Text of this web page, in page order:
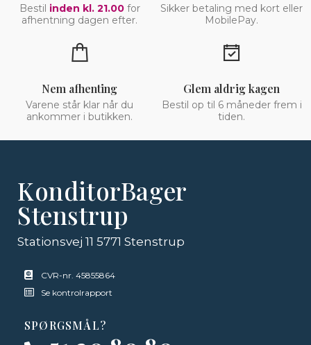
Bestil inden kl. 21.00for
afhentning dagen efter.
Sikker betaling med kort eller
MobilePay.
Nem afhenting
Varene står klar når du
ankommer i butikken.
Glem aldrig kagen
Bestil op til 6 måneder frem i
tiden.
KonditorBager
Stenstrup
Stationsvej 11 5771 Stenstrup
CVR-nr. 45855864
Se kontrolrapport
SPØRGSMÅL?